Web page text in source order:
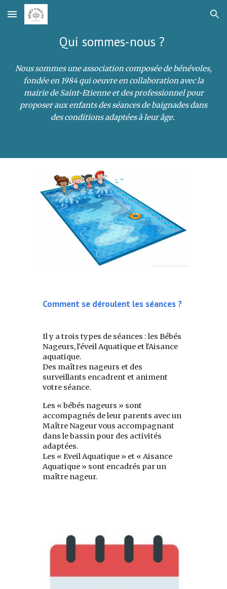
Skip to main content Skip to navigation
Qui sommes-nous ?
Nous sommes une association composée de bénévoles,
fondée en 1984 qui oeuvre en collaboration avec la
mairie de Saint-Etienne et des professionnel pour
proposer aux enfants des séances de baignades dans
des conditions adaptées à leur âge.
Comment se déroulent les séances ?
Il y a trois types de séances : les Bébés
Nageurs, l'éveil Aquatique et l'Aisance
aquatique.
Des maîtres nageurs et des
surveillants encadrent et animent
votre séance.
Les « bébés nageurs » sont
accompagnés de leur parents avec un
Maître Nageur vous accompagnant
dans le bassin pour des activités
adaptées.
Les « Eveil Aquatique » et « Aisance
Aquatique » sont encadrés par un
maître nageur.